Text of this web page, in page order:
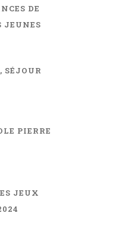
DE
JEUNES
SÉJOUR
PIERRE
JEUX